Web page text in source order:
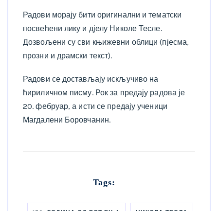
Радови морају бити оригинални и тематски
посвећени лику и дјелу Николе Тесле.
Дозвољени су сви књижевни облици (пјесма,
прозни и драмски текст).
Радови се достављају искључиво на
ћириличном писму. Рок за предају радова је
20. фебруар, а исти се предају ученици
Магдалени Боровчанин.
Tags: